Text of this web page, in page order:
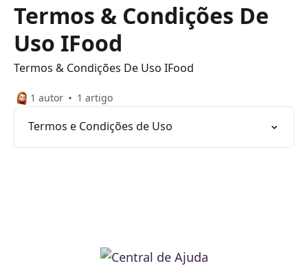
Termos & Condições De
Uso IFood
Termos & Condições De Uso IFood
1 autor 1 artigo
Termos e Condições de Uso